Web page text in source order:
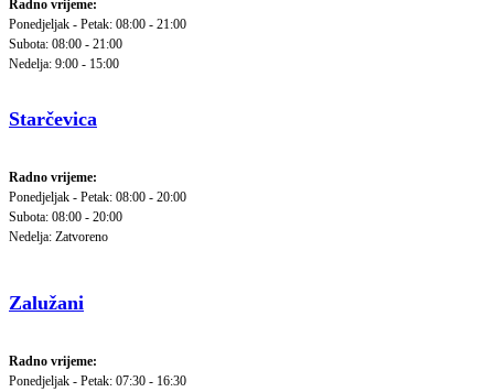
Radno vrijeme:
Ponedjeljak - Petak: 08:00 - 21:00
Subota: 08:00 - 21:00
Nedelja: 9:00 - 15:00
Starčevica
Radno vrijeme:
Ponedjeljak - Petak: 08:00 - 20:00
Subota: 08:00 - 20:00
Nedelja: Zatvoreno
Zalužani
Radno vrijeme:
Ponedjeljak - Petak: 07:30 - 16:30